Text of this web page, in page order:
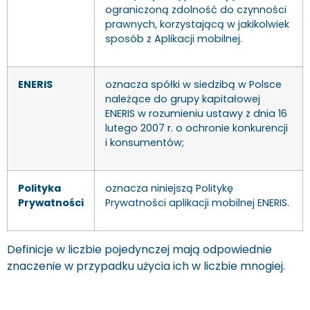
ograniczoną zdolność do czynności
prawnych, korzystającą w jakikolwiek
sposób z Aplikacji mobilnej.
ENERIS
oznacza spółki w siedzibą w Polsce
należące do grupy kapitałowej
ENERIS w rozumieniu ustawy z dnia 16
lutego 2007 r. o ochronie konkurencji
i konsumentów;
Polityka
Prywatności
oznacza niniejszą Politykę
Prywatności aplikacji mobilnej ENERIS.
Definicje w liczbie pojedynczej mają odpowiednie
znaczenie w przypadku użycia ich w liczbie mnogiej.